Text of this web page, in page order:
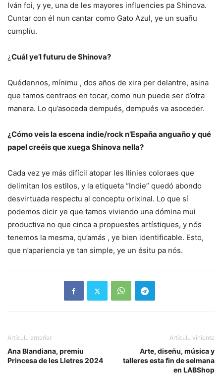
Iván foi, y ye, una de les mayores influencies pa Shinova.
Cuntar con él nun cantar como Gato Azul, ye un suañu
cumplíu.
¿Cuál ye’l futuru de Shinova?
Quédennos, mínimu , dos años de xira per delantre, asina
que tamos centraos en tocar, como nun puede ser d’otra
manera. Lo qu’asoceda dempués, dempués va asoceder.
¿Cómo veis la escena indie/rock n’España anguaño y qué
papel creéis que xuega Shinova nella?
Cada vez ye más difícil atopar les llinies coloraes que
delimitan los estilos, y la etiqueta “Indie” quedó abondo
desvirtuada respectu al conceptu orixinal. Lo que sí
podemos dicir ye que tamos viviendo una dómina mui
productiva no que cinca a propuestes artístiques, y nós
tenemos la mesma, qu’amás , ye bien identificable. Esto,
que n’apariencia ye tan simple, ye un ésitu pa nós.
Artículu anterior
Ana Blandiana, premiu
Princesa de les Lletres 2024
Artículu viniente
Arte, diseñu, música y
talleres esta fin de selmana
en LABShop